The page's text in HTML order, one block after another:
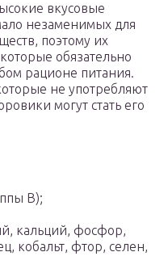
вкусовые
незаменимых для
поэтому их
обязательно
рационе питания.
не употребляют
могут стать его
В);
кальций, фосфор,
кобальт, фтор, селен,